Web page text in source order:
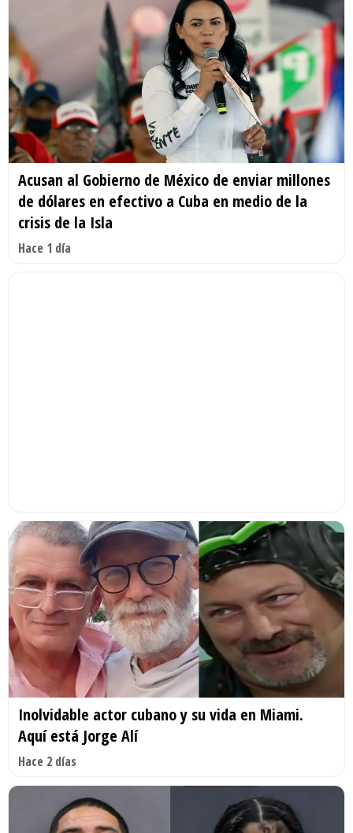
Acusan al Gobierno de México de enviar millones
de dólares en efectivo a Cuba en medio de la
crisis de la Isla
Hace 1 día
Inolvidable actor cubano y su vida en Miami.
Aquí está Jorge Alí
Hace 2 días